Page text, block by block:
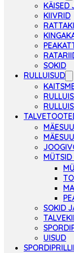
KÄISED
KIIVRID
SOKID
RULLUISUD
SOKID
UISUD